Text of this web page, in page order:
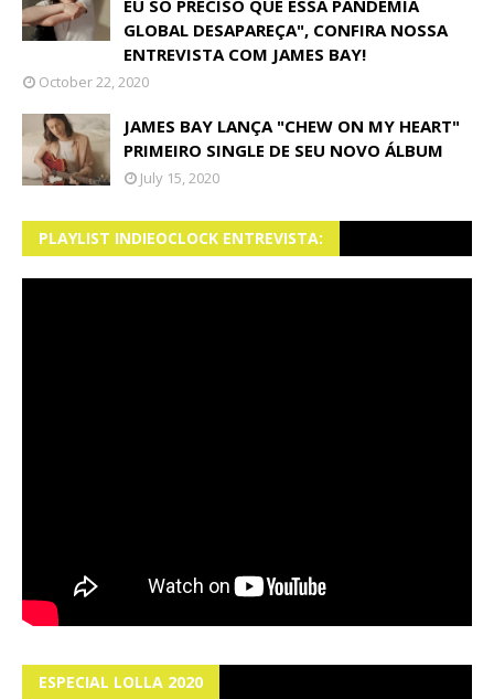
EU SÓ PRECISO QUE ESSA PANDEMIA
GLOBAL DESAPAREÇA", CONFIRA NOSSA
ENTREVISTA COM JAMES BAY!
October 22, 2020
JAMES BAY LANÇA "CHEW ON MY HEART"
PRIMEIRO SINGLE DE SEU NOVO ÁLBUM
July 15, 2020
PLAYLIST INDIEOCLOCK ENTREVISTA:
ESPECIAL LOLLA 2020